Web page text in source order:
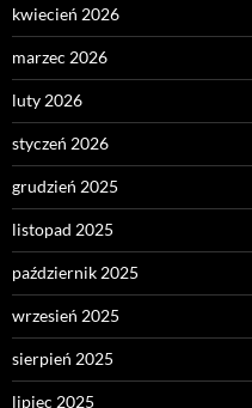
kwiecień 2026
marzec 2026
luty 2026
styczeń 2026
grudzień 2025
listopad 2025
październik 2025
wrzesień 2025
sierpień 2025
lipiec 2025